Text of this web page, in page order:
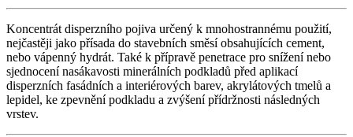
Koncentrát disperzního pojiva určený k mnohostrannému použití,
nejčastěji jako přísada do stavebních směsí obsahujících cement,
nebo vápenný hydrát. Také k přípravě penetrace pro snížení nebo
sjednocení nasákavosti minerálních podkladů před aplikací
disperzních fasádních a interiérových barev, akrylátových tmelů a
lepidel, ke zpevnění podkladu a zvýšení přídržnosti následných
vrstev.